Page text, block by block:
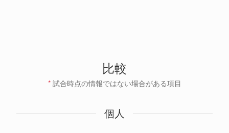
比較
* 試合時点の情報ではない場合がある項目
個人